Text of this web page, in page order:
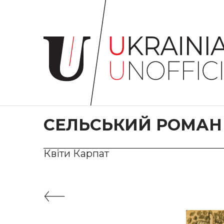
Головна
проєкт
Художники
Колекції
Контакти
#LVIV
СЕЛЬСЬКИЙ РОМАН
Квіти Карпат